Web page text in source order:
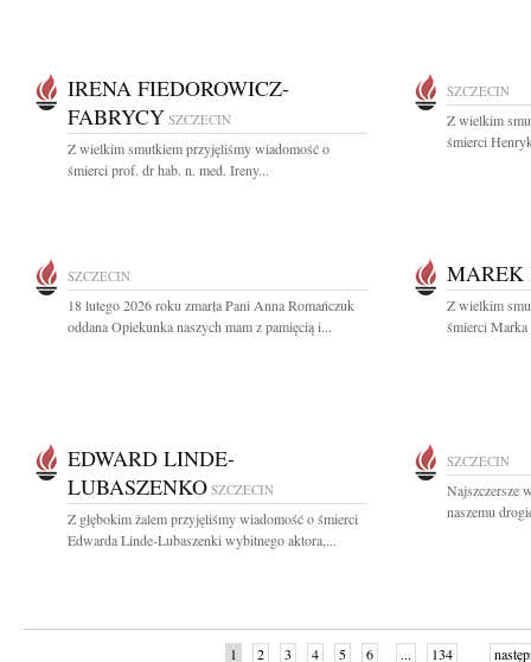
IRENA FIEDOROWICZ-
FABRYCY SZCZECIN
Z wielkim smutkiem przyjęliśmy wiadomość o
śmierci prof. dr hab. n. med. Ireny...
SZCZECIN
Z wielkim
śmierci
SZCZECIN
18 lutego 2026 roku zmarła Pani Anna Romańczuk
oddana Opiekunka naszych mam z pamięcią i...
Z wielkim
śmierci Marka
EDWARD LINDE-
LUBASZENKO SZCZECIN
Z głębokim żalem przyjęliśmy wiadomość o śmierci
Edwarda Linde-Lubaszenki wybitnego aktora,...
SZCZECIN
Najszczersze
naszemu
1 2 3 4 5 6 ... 134